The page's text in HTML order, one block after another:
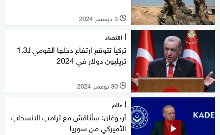
l 3 ديسمبر 2024
اقتصاد
تركيا تتوقع ارتفاع دخلها القومي لـ1.3
تريليون دولار في 2024
l 30 نوفمبر 2024
عالم
أردوغان: سأناقش مع ترامب الانسحاب
الأميركي من سوريا